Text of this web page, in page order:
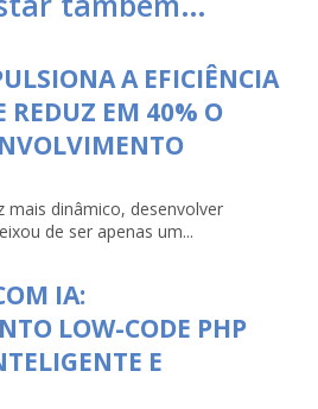
A EFICIÊNCIA
REDUZ EM 40% O
mais dinâmico, desenvolver
de ser apenas um...
IA:
LOW-CODE PHP
E